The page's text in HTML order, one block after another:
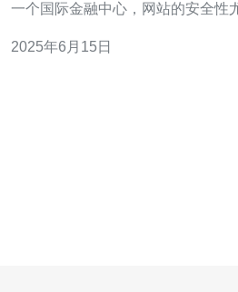
一个国际金融中心，网站的安全性
器是一种能够提供强大防御能力的
2025年6月15日